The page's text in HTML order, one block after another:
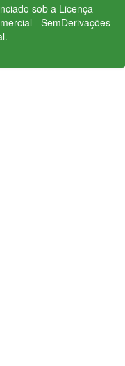
sob a Licença
- SemDerivações